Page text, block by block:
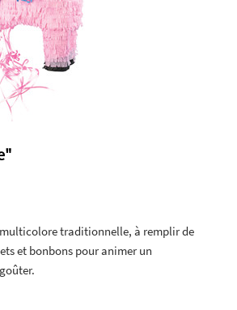
traditionnelle, à remplir de
et bonbons pour animer un